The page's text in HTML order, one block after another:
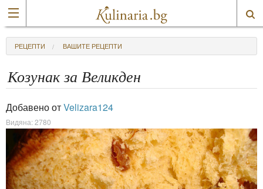
РЕЦЕПТИ ВАШИТЕ РЕЦЕПТИ
Козунак за Великден
Добавено отVelizara124
Видяна: 2780